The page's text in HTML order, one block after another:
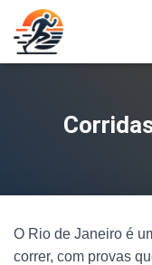
O Rio de Janeiro é
correr, com provas